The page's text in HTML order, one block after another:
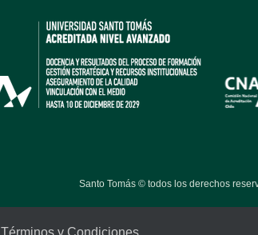
Santo Tomás © todos los derechos
Términos y Condiciones